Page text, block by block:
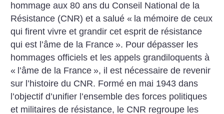
hommage aux 80 ans du Conseil National de la
Résistance (CNR) et a salué « la mémoire de ceux
qui firent vivre et grandir cet esprit de résistance
qui est l’âme de la France ». Pour dépasser les
hommages officiels et les appels grandiloquents à
« l’âme de la France », il est nécessaire de revenir
sur l’histoire du CNR. Formé en mai 1943 dans
l’objectif d’unifier l’ensemble des forces politiques
et militaires de résistance, le CNR regroupe les